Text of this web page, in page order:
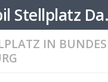
springen
IN